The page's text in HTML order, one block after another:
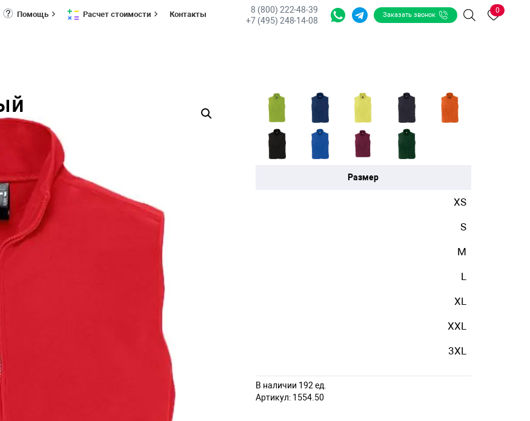
Помощь Расчет стоимости Контакты
8 (800) 222-48-39
+7 (495) 248-14-08
Заказать звонок
Поиск
0
Размер
XS
S
M
L
XL
XXL
3XL
В наличии 192 ед.
Артикул: 1554.50